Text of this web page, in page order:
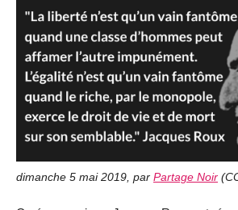
dimanche 5 mai 2019, par Partage Noir (